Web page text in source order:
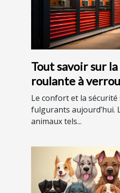
Tout savoir sur
roulante à
automatique
Le confort et la
fulgurants aujourd’hui.
animaux tels...